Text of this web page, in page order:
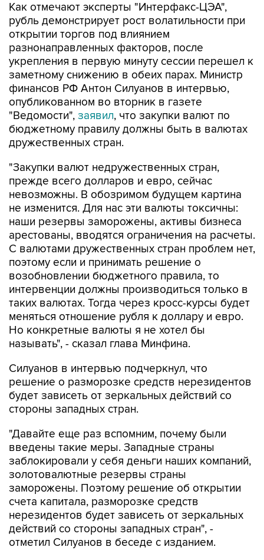
Как отмечают эксперты "Интерфакс-ЦЭА",
рубль демонстрирует рост волатильности при
открытии торгов под влиянием
разнонаправленных факторов, после
укрепления в первую минуту сессии перешел к
заметному снижению в обеих парах. Министр
финансов РФ Антон Силуанов в интервью,
опубликованном во вторник в газете
"Ведомости", заявил, что закупки валют по
бюджетному правилу должны быть в валютах
дружественных стран.
"Закупки валют недружественных стран,
прежде всего долларов и евро, сейчас
невозможны. В обозримом будущем картина
не изменится. Для нас эти валюты токсичны:
наши резервы заморожены, активы бизнеса
арестованы, вводятся ограничения на расчеты.
С валютами дружественных стран проблем нет,
поэтому если и принимать решение о
возобновлении бюджетного правила, то
интервенции должны производиться только в
таких валютах. Тогда через кросс-курсы будет
меняться отношение рубля к доллару и евро.
Но конкретные валюты я не хотел бы
называть", - сказал глава Минфина.
Силуанов в интервью подчеркнул, что
решение о разморозке средств нерезидентов
будет зависеть от зеркальных действий со
стороны западных стран.
"Давайте еще раз вспомним, почему были
введены такие меры. Западные страны
заблокировали у себя деньги наших компаний,
золотовалютные резервы страны
заморожены. Поэтому решение об открытии
счета капитала, разморозке средств
нерезидентов будет зависеть от зеркальных
действий со стороны западных стран", -
отметил Силуанов в беседе с изданием.